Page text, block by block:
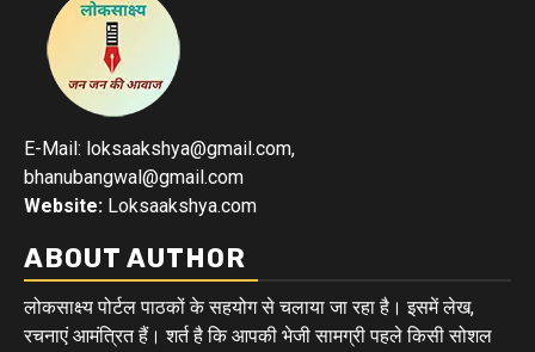
E-Mail: loksaakshya@gmail.com,
bhanubangwal@gmail.com
Website: Loksaakshya.com
ABOUT AUTHOR
लोकसाक्ष्य पोर्टल पाठकों के सहयोग से चलाया जा रहा है। इसमें लेख,
रचनाएं आमंत्रित हैं। शर्त है कि आपकी भेजी सामग्री पहले किसी सोशल